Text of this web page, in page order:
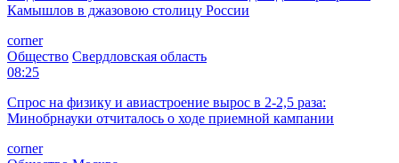
Камышлов в джазовою столицу России
corner
Общество Свердловская область
08:25
Спрос на физику и авиастроение вырос в 2-2,5 раза:
Минобрнауки отчиталось о ходе приемной кампании
corner